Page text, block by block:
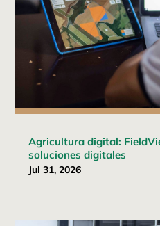
Agricultura digital:
soluciones digitales
Jul 31, 2026